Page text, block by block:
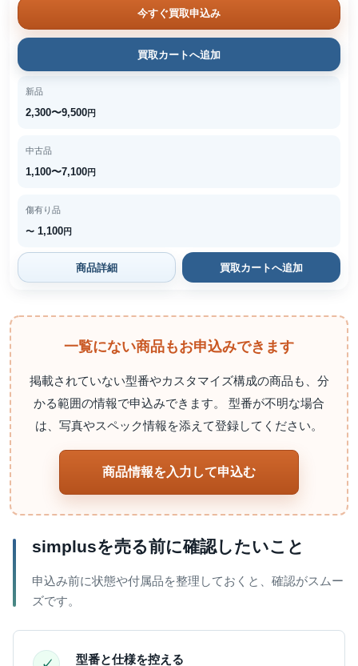
今すぐ買取申込み
買取カートへ追加
新品
2,300〜9,500円
中古品
1,100〜7,100円
傷有り品
〜 1,100円
商品詳細 買取カートへ追加
一覧にない商品もお申込みできます
掲載されていない型番やカスタマイズ構成の商品も、分
かる範囲の情報で申込みできます。 型番が不明な場合
は、写真やスペック情報を添えて登録してください。
商品情報を入力して申込む
simplusを売る前に確認したいこと
申込み前に状態や付属品を整理しておくと、確認がスムー
ズです。
型番と仕様を控える